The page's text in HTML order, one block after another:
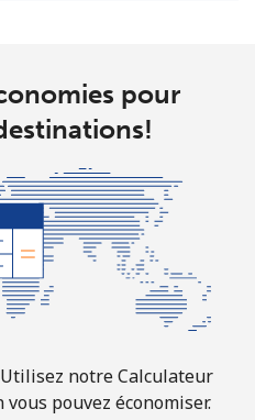
312 min pour
⁦$5⁩
pour
notre Calculateur
pouvez économiser.